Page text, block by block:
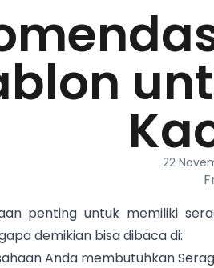
22
penting untuk memiliki
demikian bisa dibaca di:
Anda membutuhkan